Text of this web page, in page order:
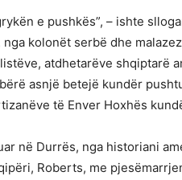
e pushkës”, – ishte
nga kolonët serbë dhe
atdhetarëve shqiptarë
asnjë betejë kundër
të Enver Hoxhës
në Durrës, nga historiani
Roberts, me